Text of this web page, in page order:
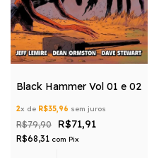
Black Hammer Vol 01 e 02
2x de R$35,96 sem juros
R$79,90 R$71,91
R$68,31 com Pix